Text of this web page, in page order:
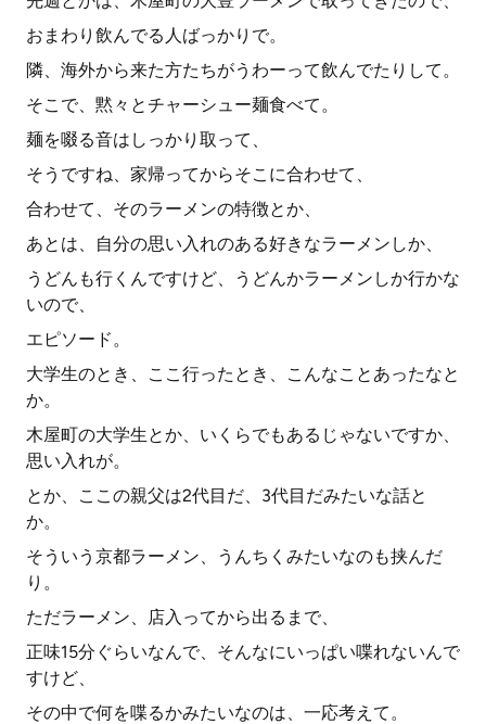
おまわり飲んでる人ばっかりで。
隣、海外から来た方たちがうわーって飲んでたりして。
そこで、黙々とチャーシュー麺食べて。
麺を啜る音はしっかり取って、
そうですね、家帰ってからそこに合わせて、
合わせて、そのラーメンの特徴とか、
あとは、自分の思い入れのある好きなラーメンしか、
うどんも行くんですけど、うどんかラーメンしか行かな
いので、
エピソード。
大学生のとき、ここ行ったとき、こんなことあったなと
か。
木屋町の大学生とか、いくらでもあるじゃないですか、
思い入れが。
とか、ここの親父は2代目だ、3代目だみたいな話と
か。
そういう京都ラーメン、うんちくみたいなのも挟んだ
り。
ただラーメン、店入ってから出るまで、
正味15分ぐらいなんで、そんなにいっぱい喋れないんで
すけど、
その中で何を喋るかみたいなのは、一応考えて。